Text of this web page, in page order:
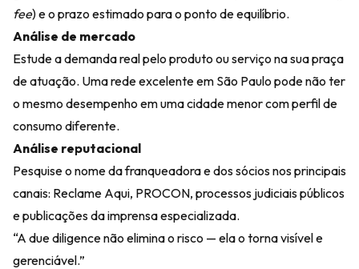
fee) e o prazo estimado para o ponto de equilíbrio.
Análise de mercado
Estude a demanda real pelo produto ou serviço na sua praça
de atuação. Uma rede excelente em São Paulo pode não ter
o mesmo desempenho em uma cidade menor com perfil de
consumo diferente.
Análise reputacional
Pesquise o nome da franqueadora e dos sócios nos principais
canais: Reclame Aqui, PROCON, processos judiciais públicos
e publicações da imprensa especializada.
“A due diligence não elimina o risco — ela o torna visível e
gerenciável.”